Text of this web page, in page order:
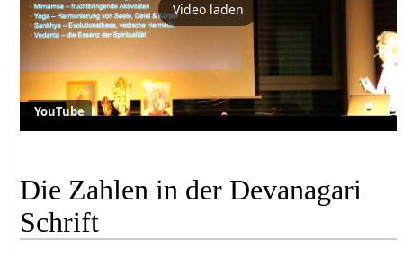
Video laden
YouTube
Die Zahlen in der Devanagari
Schrift